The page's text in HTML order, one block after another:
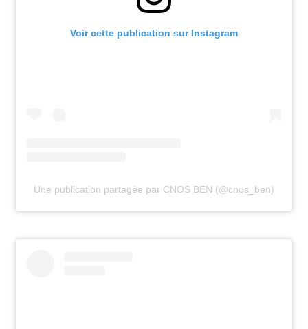
Voir cette publication sur Instagram
Une publication partagée par CNOS BEN (@cnos_ben)